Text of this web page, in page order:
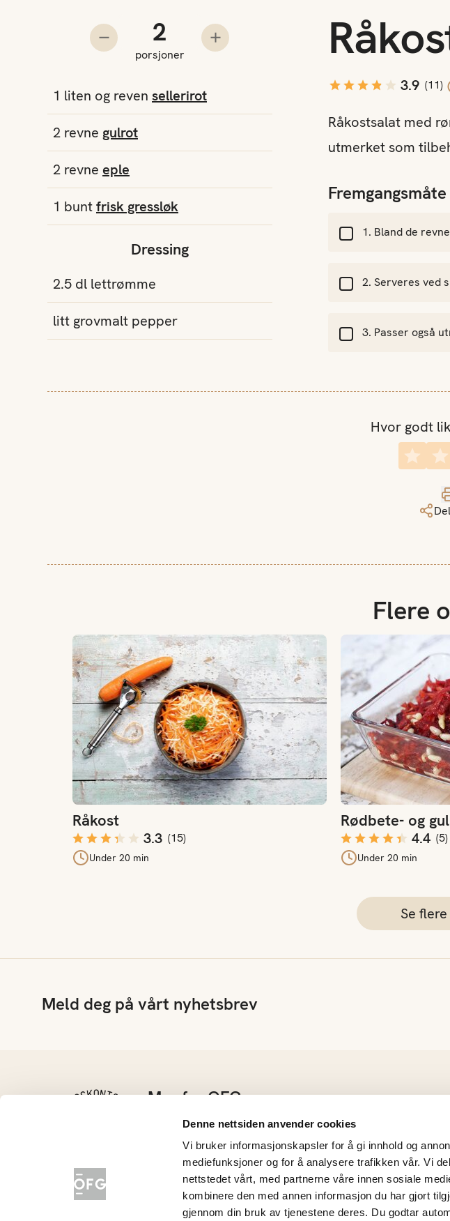
Denne nettsiden anvender cookies
Vi bruker informasjonskapsler for å gi innhold og
mediefunksjoner og for å analysere trafikken vår. Vi
nettstedet vårt, med partnerne våre innen sosiale
kombinere den med annen informasjon du har gjort
gjennom din bruk av tjenestene deres. Du godtar
Trekk fra en porsjon
Antall porsjoner
porsjoner
Legg til en porsjon
1 liten og reven sellerirot
2 revne gulrot
2 revne eple
1 buntfrisk gressløk
Dressing
2.5 dl lettrømme
litt grovmalt pepper
3.9 (11)
Råkostsalat med
utmerket som
Fremgangsmåte
Bland de
Serveres ved
Passer også
Hvor godt
Flere
Råkost
3.3 (15)
Under 20 min
Råkost
Rødbete- og
4.4 (5)
Under 20 min
Rødbete- og
Se
Meld deg på vårt nyhetsbrev
Mer fra OFG
Grøntløftet
Konkurranser
Nyhetsarkiv
Frukt-